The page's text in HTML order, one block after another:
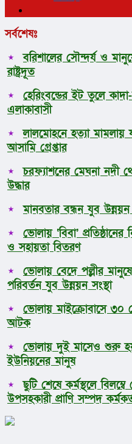
সর্বশেষঃ
বরিশালের সৌন্দর্য ও
রাষ্ট্রদূত
হেরিংবন্ডের ইট তুলে
এলাকাবাসী
লালমোহনে হত্যা মামলায়
আসামি গ্রেপ্তার
চরফ্যাশনের মেঘনা নদী
উদ্ধার
মানবতার বন্ধন যুব
ভোলায় ‘বিবা’
ও সহায়তা বিতরণ
ভোলায় বেদে পল্লীর
পরিবর্তন যুব উন্নয়ন সংস্থা
ভোলায় মাইক্রোবাসে ৩০
আটক
ভোলায় দুই মাসেও শুরু
ইউনিয়নের মানুষ
ছুটি শেষে কর্মস্থলে
উপসহকারী প্রাণি সম্পদ